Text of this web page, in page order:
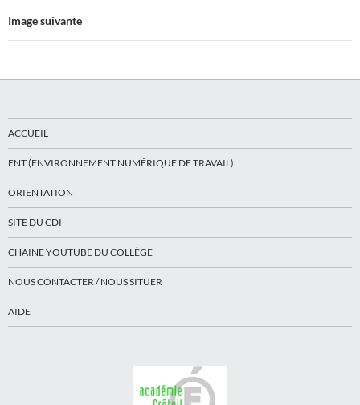
Image suivante
ACCUEIL
ENT (ENVIRONNEMENT NUMÉRIQUE DE TRAVAIL)
ORIENTATION
SITE DU CDI
CHAINE YOUTUBE DU COLLÈGE
NOUS CONTACTER / NOUS SITUER
AIDE